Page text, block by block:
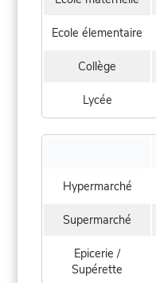
Ecole élementaire
Collège
Lycée
Hypermarché
Supermarché
Epicerie /
Supérette